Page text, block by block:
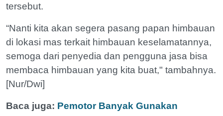
tersebut.
“Nanti kita akan segera pasang papan himbauan
di lokasi mas terkait himbauan keselamatannya,
semoga dari penyedia dan pengguna jasa bisa
membaca himbauan yang kita buat," tambahnya.
[Nur/Dwi]
Baca juga: Pemotor Banyak Gunakan